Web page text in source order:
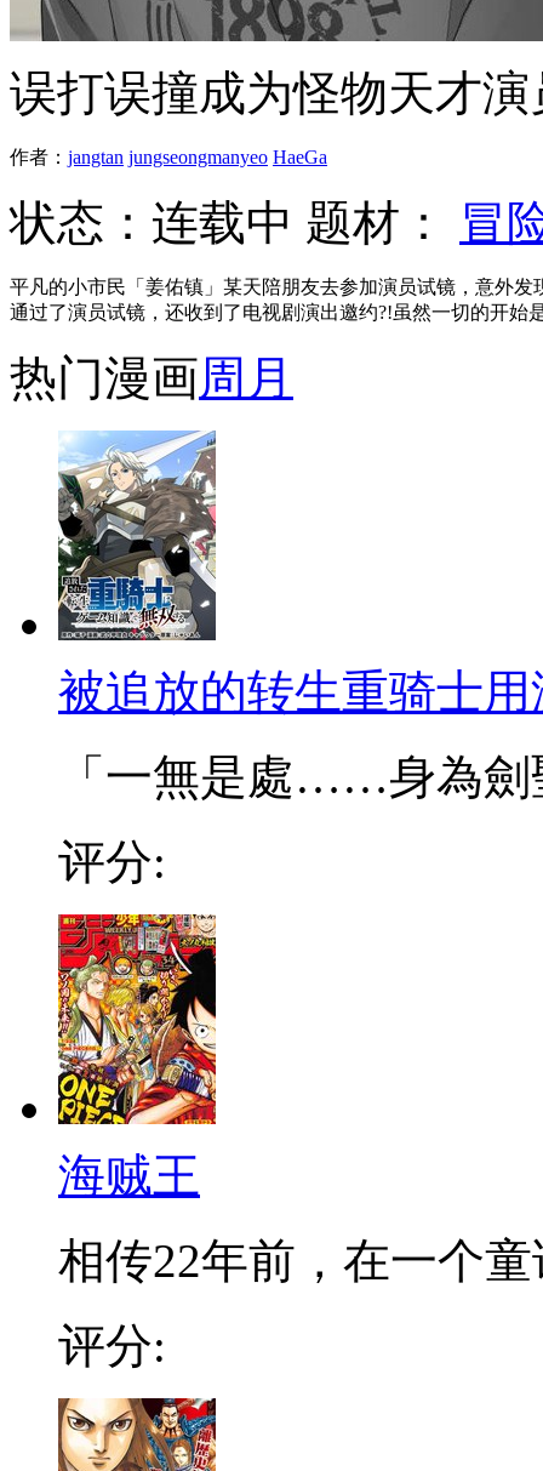
误打误撞成为怪物天才
作者： jangtan jungseongmanyeo HaeGa
状态： 连载中 题材： 冒
平凡的小市民「姜佑镇」某天陪朋友去参加演员试镜，意外
通过了演员试镜，还收到了电视剧演出邀约?!虽然一切的开
热门漫画周 月
被追放的转生重骑士
「一無是處……身為劍
评分:
海贼王
相传22年前，在一个
评分: